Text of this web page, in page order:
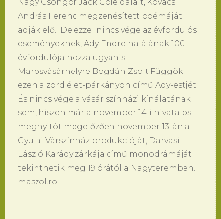
Nagy Csongor Jack Cole dalait, Kovács
András Ferenc megzenésített poémáját
adják elő. De ezzel nincs vége az évfordulós
eseményeknek, Ady Endre halálának 100
évfordulója hozza ugyanis
Marosvásárhelyre Bogdán Zsolt Függök
ezen a zord élet-párkányon című Ady-estjét.
És nincs vége a vásár színházi kínálatának
sem, hiszen már a november 14-i hivatalos
megnyitót megelőzően november 13-án a
Gyulai Várszínház produkcióját, Darvasi
László Karády zárkája című monodrámáját
tekinthetik meg 19 órától a Nagyteremben.
maszol.ro